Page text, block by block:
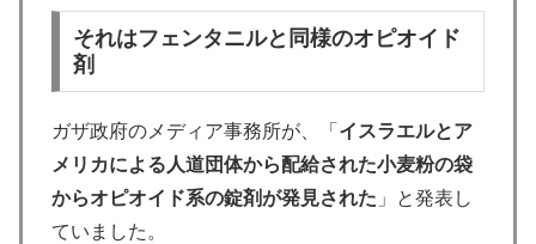
それはフェンタニルと同様のオピオイド
剤
ガザ政府のメディア事務所が、「 イスラエルとア
メリカによる人道団体から配給された小麦粉の袋
からオピオイド系の錠剤が発見された 」と発表し
ていました。